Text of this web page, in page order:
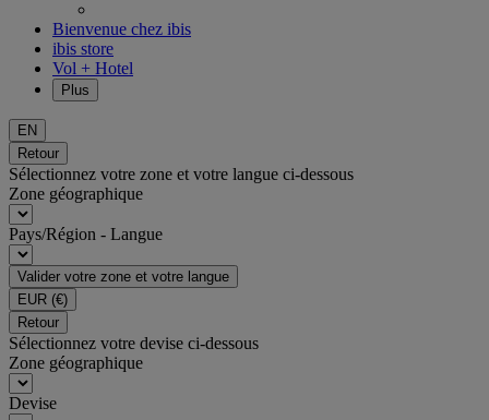
Bienvenue chez ibis
ibis store
Vol + Hotel
Plus
EN
Retour
Sélectionnez votre zone et votre langue ci-dessous
Zone géographique
Pays/Région - Langue
Valider votre zone et votre langue
EUR (€)
Retour
Sélectionnez votre devise ci-dessous
Zone géographique
Devise